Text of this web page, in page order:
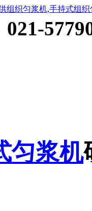
组织匀浆机,手持式组
021-
匀浆机